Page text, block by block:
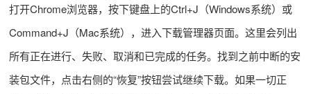
打开Chrome浏览器，按下键盘上的Ctrl+J（Windows系统）或
Command+J（Mac系统），进入下载管理器页面。这里会列出
所有正在进行、失败、取消和已完成的任务。找到之前中断的安
装包文件，点击右侧的“恢复”按钮尝试继续下载。如果一切正